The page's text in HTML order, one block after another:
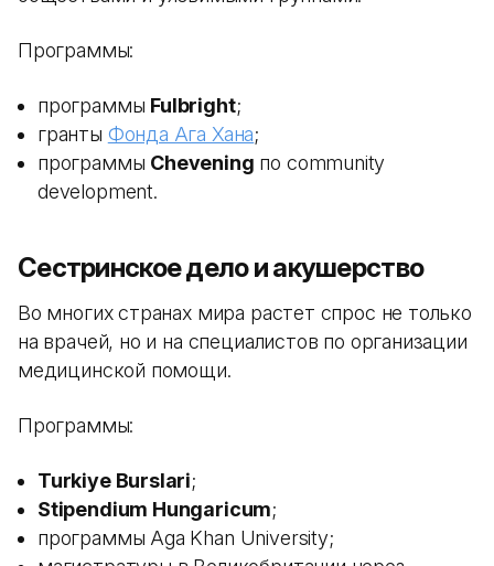
Программы:
программы Fulbright;
гранты Фонда Ага Хана;
программы Chevening по community
development.
Сестринское дело и акушерство
Во многих странах мира растет спрос не только
на врачей, но и на специалистов по организации
медицинской помощи.
Программы:
Turkiye Burslari;
Stipendium Hungaricum;
программы Aga Khan University;